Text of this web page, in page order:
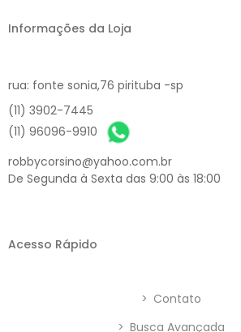
Informações da Loja
rua: fonte sonia,76 pirituba -sp
(11) 3902-7445
(11) 96096-9910
robbycorsino@yahoo.com.br
De Segunda à Sexta das 9:00 às 18:00
Acesso Rápido
> Contato
> Busca Avançada